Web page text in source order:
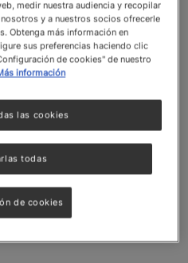
en cada detalle. Desde
hasta los más
mejora la
cada preparación sea
arte culinario facilita el
sabe exactamente
de fondos de cocina: el
medir nuestra audiencia y recopilar
y a nuestros socios ofrecerle
Obtenga más información en
sus preferencias haciendo clic
de cookies" de nuestro
información
todas
las cookies
de cookies